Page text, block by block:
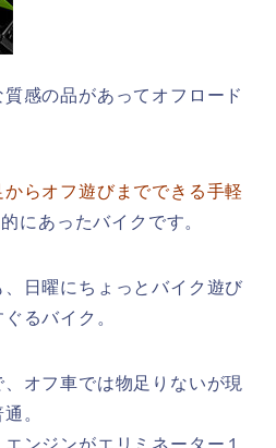
感の品があってオフロード
からオフ遊びまでできる手軽
にあったバイクです。
日曜にちょっとバイク遊び
るバイク。
オフ車では物足りないが現
。
ンジンがエリミネーター１